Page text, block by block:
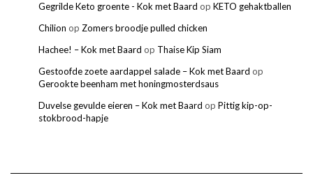
Gegrilde Keto groente - Kok met Baard op KETO gehaktballen
Chilion op Zomers broodje pulled chicken
Hachee! – Kok met Baard op Thaise Kip Siam
Gestoofde zoete aardappel salade – Kok met Baard op
Gerookte beenham met honingmosterdsaus
Duvelse gevulde eieren – Kok met Baard op Pittig kip-op-
stokbrood-hapje